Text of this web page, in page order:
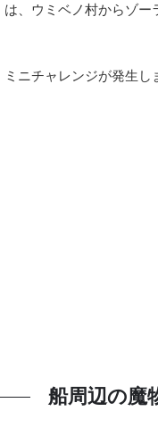
、ウミベノ村からゾ
ニチャレンジが発生し
船周辺の魔